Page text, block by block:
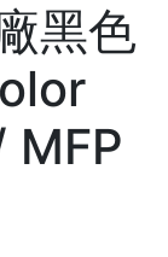
黑色
MFP